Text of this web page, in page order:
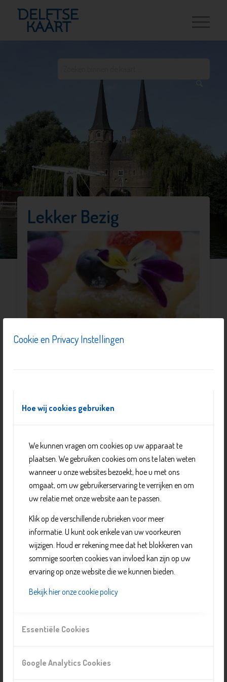
Cookie en Privacy Instellingen
Hoe wij cookies gebruiken
We kunnen vragen om cookies op uw apparaat te
plaatsen. We gebruiken cookies om ons te laten weten
wanneer u onze websites bezoekt, hoe u met ons
omgaat, om uw gebruikerservaring te verrijken en om
uw relatie met onze website aan te passen.
Klik op de verschillende rubrieken voor meer
informatie. U kunt ook enkele van uw voorkeuren
wijzigen. Houd er rekening mee dat het blokkeren van
sommige soorten cookies van invloed kan zijn op uw
ervaring op onze website die we kunnen bieden.
Bekijk hier onze cookie policy
Essentiële Cookies
Google Analytics Cookies
Doel Delfland - Lekker Bezig Delft
Lekker Bezig
naar een zinvolle dagbesteding? Lekker Bezig biedt
Lekker Bezig is een samenwerkingsproject van
Doel Delfland
en Firma van Buiten
en biedt diverse
projecten aan. Denk bijvoorbeeld aan bezigheden als
fietsen onderhouden, houtbewerking, horeca, grafisch
vormgeven en sport.
Ook kun je er terecht als je je vaardigheden verder wilt
ontwikkelen, het leuk vindt om anderen te begeleiden
en gewoon lekker bezig wilt zijn in een dynamische
omgeving.
Professionele werkbegeleiders staan voor je klaar om je
wegwijs te maken en te begeleiden. Lekker Bezig is
dagbestedingsindicatie die weinig begeleiding nodig